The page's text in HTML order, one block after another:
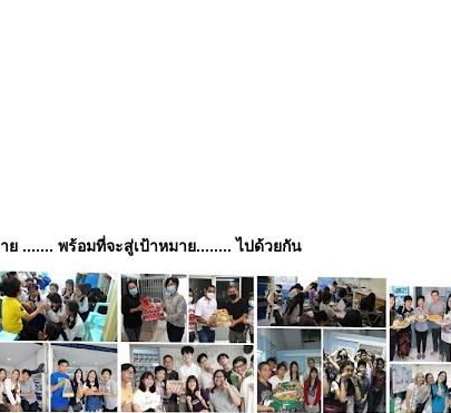
ย ....... พร้อมที่จะสู่เป้าหมาย........ ไปด้วยกัน